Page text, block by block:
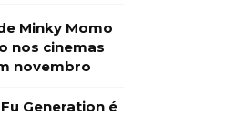
Minky Momo
nos cinemas
novembro
Generation é